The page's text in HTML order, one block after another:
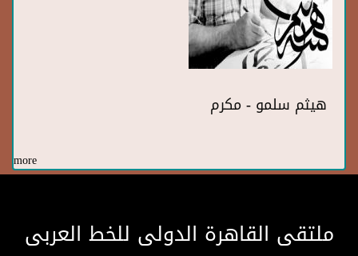
هيثم سلمو - مكرم
more
ملتقى القاهرة الدولى للخط العربى